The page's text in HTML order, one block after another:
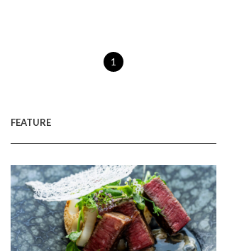
1
FEATURE